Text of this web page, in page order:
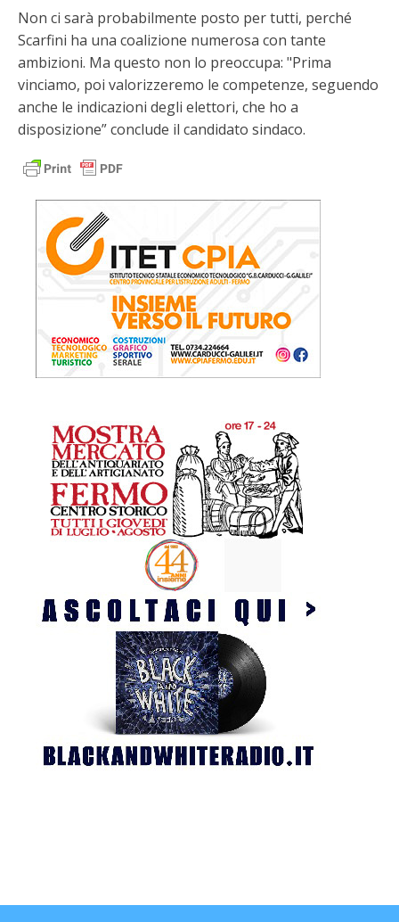
Non ci sarà probabilmente posto per tutti, perché
Scarfini ha una coalizione numerosa con tante
ambizioni. Ma questo non lo preoccupa: "Prima
vinciamo, poi valorizzeremo le competenze, seguendo
anche le indicazioni degli elettori, che ho a
disposizione” conclude il candidato sindaco.